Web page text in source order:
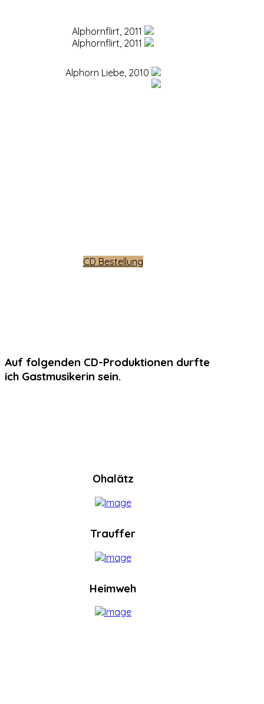
Alphornflirt, 2011
Alphornflirt, 2011
Alphorn Liebe, 2010
CD Bestellung
Auf folgenden CD-Produktionen durfte
ich Gastmusikerin sein.
Ohalätz
Trauffer
Heimweh